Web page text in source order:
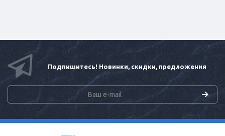
Подпишитесь! Новинки, скидки, предложения